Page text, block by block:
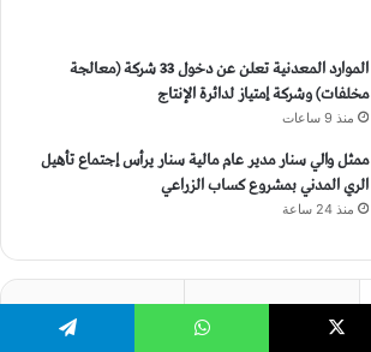
الموارد المعدنية تعلن عن دخول 33 شركة (معالجة
مخلفات) وشركة إمتياز لدائرة الإنتاج
منذ 9 ساعات
ممثل والي سنار مدير عام مالية سنار يرأس إجتماع تأهيل
الري المدني بمشروع كساب الزراعي
منذ 24 ساعة
تعليقات